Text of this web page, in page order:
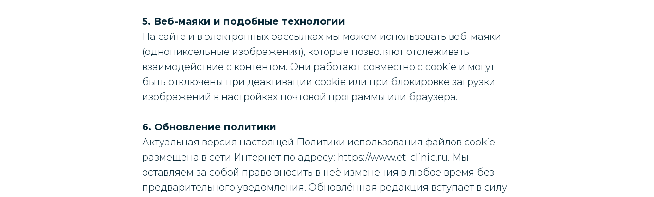
5. Веб-маяки и подобные технологии
На сайте и в электронных рассылках мы можем использовать веб-маяки
(однопиксельные изображения), которые позволяют отслеживать
взаимодействие с контентом. Они работают совместно с cookie и могут
быть отключены при деактивации cookie или при блокировке загрузки
изображений в настройках почтовой программы или браузера.
6. Обновление политики
Актуальная версия настоящей Политики использования файлов cookie
размещена в сети Интернет по адресу: https://www.et-clinic.ru. Мы
оставляем за собой право вносить в неё изменения в любое время без
предварительного уведомления. Обновлённая редакция вступает в силу